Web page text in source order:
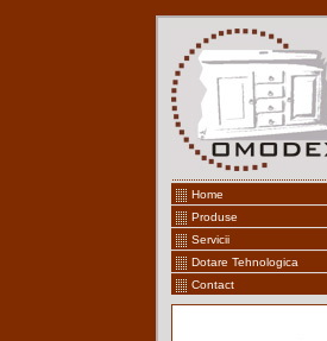
Home
Produse
Servicii
Dotare Tehnologica
Contact